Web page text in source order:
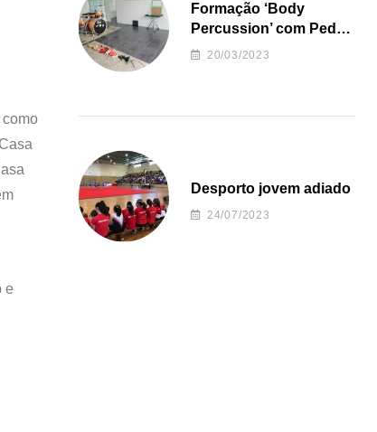
e
Formação ‘Body
Percussion’ com Pedro
Almeida
20/03/2023
Desporto jovem adiado
24/07/2023